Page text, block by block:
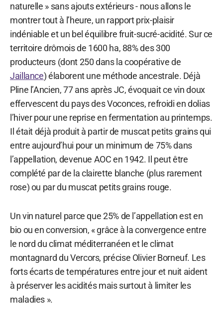
naturelle » sans ajouts extérieurs - nous allons le
montrer tout à l’heure, un rapport prix-plaisir
indéniable et un bel équilibre fruit-sucré-acidité. Sur ce
territoire drômois de 1600 ha, 88% des 300
producteurs (dont 250 dans la coopérative de
Jaillance) élaborent une méthode ancestrale. Déjà
Pline l’Ancien, 77 ans après JC, évoquait ce vin doux
effervescent du pays des Voconces, refroidi en dolias
l’hiver pour une reprise en fermentation au printemps.
Il était déjà produit à partir de muscat petits grains qui
entre aujourd’hui pour un minimum de 75% dans
l’appellation, devenue AOC en 1942. Il peut être
complété par de la clairette blanche (plus rarement
rose) ou par du muscat petits grains rouge.
Un vin naturel parce que 25% de l’appellation est en
bio ou en conversion, « grâce à la convergence entre
le nord du climat méditerranéen et le climat
montagnard du Vercors, précise Olivier Borneuf. Les
forts écarts de températures entre jour et nuit aident
à préserver les acidités mais surtout à limiter les
maladies ».